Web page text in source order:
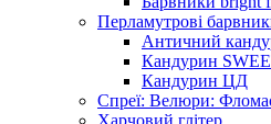
Перламутрові
Античний
Кандурин
Кандурин ЦД
Спреї: Велюри:
Харчовий глітер